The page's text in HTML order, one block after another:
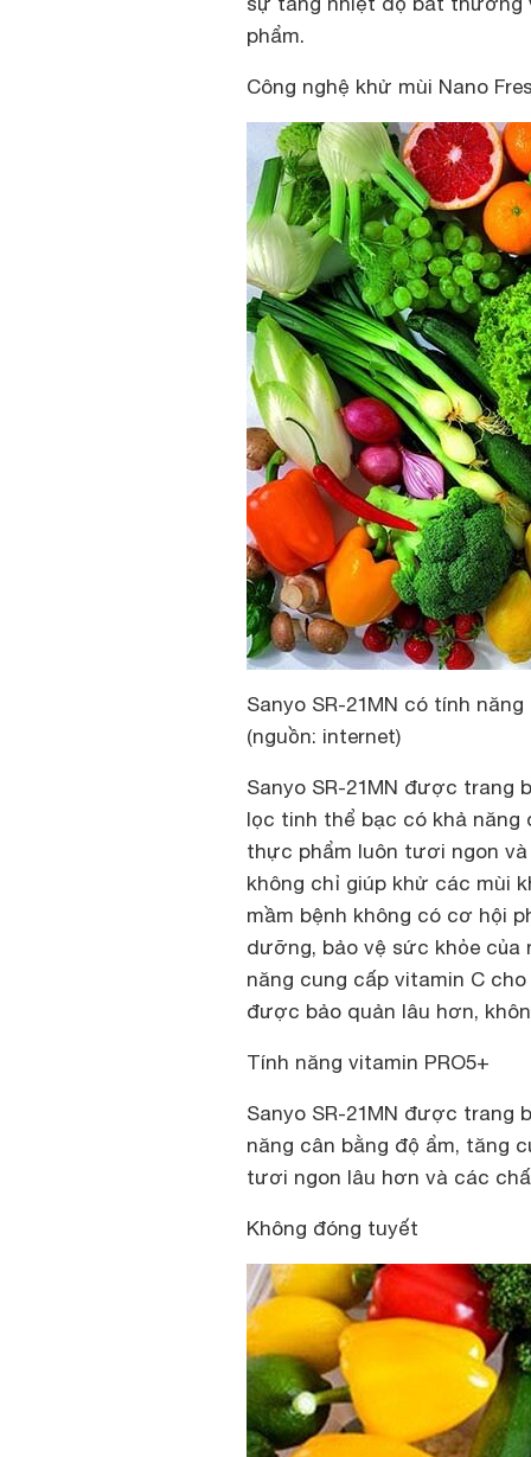
phẩm.
Công nghệ khử mùi Nano
Sanyo SR-21MN có tính năng
(nguồn: internet)
Sanyo SR-21MN được trang
lọc tinh thể bạc có khả năng
thực phẩm luôn tươi ngon
không chỉ giúp khử các mùi
mầm bệnh không có cơ hội
dưỡng, bảo vệ sức khỏe
năng cung cấp vitamin C
được bảo quản lâu hơn,
Tính năng vitamin PRO5+
Sanyo SR-21MN được trang
năng cân bằng độ ẩm, tăng
tươi ngon lâu hơn và các
Không đóng tuyết